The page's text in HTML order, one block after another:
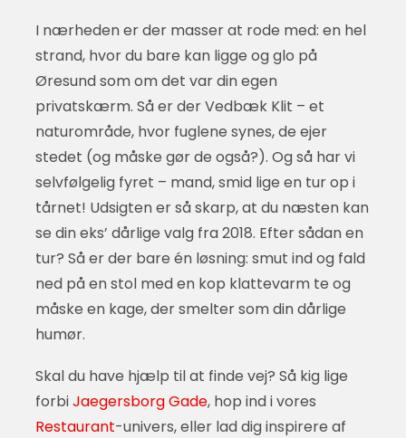
I nærheden er der masser at rode med: en hel
strand, hvor du bare kan ligge og glo på
Øresund som om det var din egen
privatskærm. Så er der Vedbæk Klit – et
naturområde, hvor fuglene synes, de ejer
stedet (og måske gør de også?). Og så har vi
selvfølgelig fyret – mand, smid lige en tur op i
tårnet! Udsigten er så skarp, at du næsten kan
se din eks’ dårlige valg fra 2018. Efter sådan en
tur? Så er der bare én løsning: smut ind og fald
ned på en stol med en kop klattevarm te og
måske en kage, der smelter som din dårlige
humør.
Skal du have hjælp til at finde vej? Så kig lige
forbiJaegersborg Gade, hop ind i vores
Restaurant-univers, eller lad dig inspirere af